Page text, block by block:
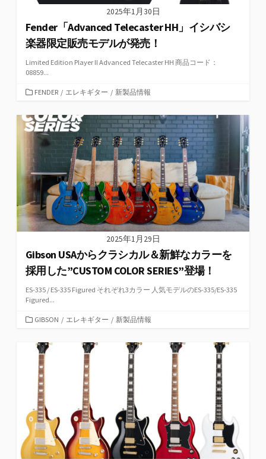
2025年1月30日
Fender「Advanced Telecaster HH」イシバシ
楽器限定販売モデルが発売！
Limited Edition Player II Advanced Telecaster HH 商品コード：
08859...
カ
ゴ
リ
ー
FENDER / エレキギター / 新製品情報
2025年1月29日
Gibson USAからクラシカル＆新鮮なカラーを
採用した”CUSTOM COLOR SERIES”登場！
ES-335 / ES-335 Figured それぞれ3カラー 人気モデルのES-335/ES-335
Figured...
カ
ゴ
リ
GIBSON / エレキギター / 新製品情報